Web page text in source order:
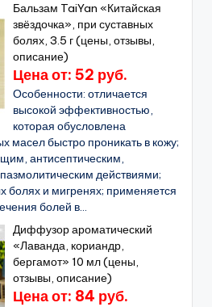
Бальзам TaiYan «Китайская
звёздочка», при суставных
болях, 3.5 г (цены, отзывы,
описание)
Цена от: 52 руб.
Особенности: отличается
высокой эффективностью,
которая обусловлена
масел быстро проникать в кожу;
антисептическим,
действиями;
болях и мигренях; применяется
болей в...
Диффузор ароматический
«Лаванда, кориандр,
бергамот» 10 мл (цены,
отзывы, описание)
Цена от: 84 руб.